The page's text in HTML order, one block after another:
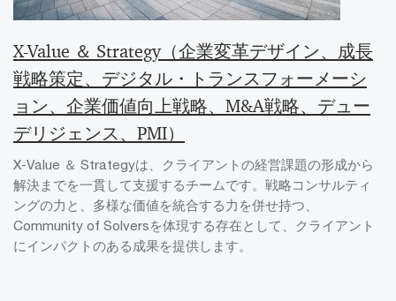
X-Value ＆ Strategy（企業変革デザイン、成長
戦略策定、デジタル・トランスフォーメーシ
ョン、企業価値向上戦略、M&A戦略、デュー
デリジェンス、PMI）
X-Value ＆ Strategyは、クライアントの経営課題の形成から
解決までを一貫して支援するチームです。戦略コンサルティ
ングの力と、多様な価値を統合する力を併せ持つ、
Community of Solversを体現する存在として、クライアント
にインパクトのある成果を提供します。